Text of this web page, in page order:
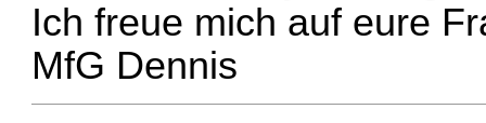
Ich freue mich auf eure
MfG Dennis